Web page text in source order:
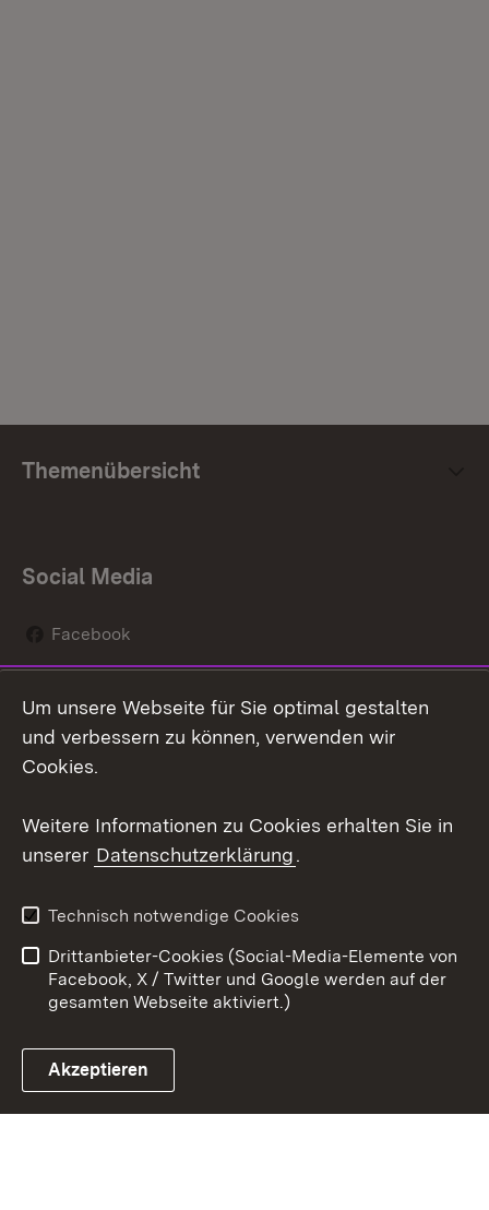
Themenübersicht
Social Media
Facebook
Social Wall
Youtube
Link zum Landesportal
Kontakt
Datenschutz
Barrierefreiheit
Impressum Cookies
Um unsere Webseite für Sie optimal gestalten
und verbessern zu können, verwenden wir
Cookies.
Weitere Informationen zu Cookies erhalten Sie in
unserer Datenschutzerklärung.
Technisch notwendige Cookies
Drittanbieter-Cookies (Social-Media-Elemente von
Facebook, X / Twitter und Google werden auf der
gesamten Webseite aktiviert.)
Akzeptieren